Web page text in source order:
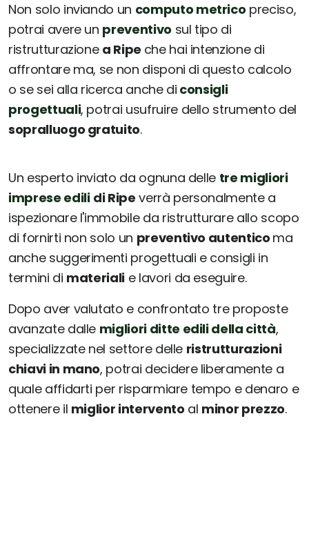
Non solo inviando un computo metrico preciso,
potrai avere un preventivo sul tipo di
ristrutturazione a Ripe che hai intenzione di
affrontare ma, se non disponi di questo calcolo
o se sei alla ricerca anche di consigli
progettuali, potrai usufruire dello strumento del
sopralluogo gratuito.
Un esperto inviato da ognuna delle tre migliori
imprese edili di Ripe verrà personalmente a
ispezionare l'immobile da ristrutturare allo scopo
di fornirti non solo un preventivo autentico ma
anche suggerimenti progettuali e consigli in
termini di materiali e lavori da eseguire.
Dopo aver valutato e confrontato tre proposte
avanzate dalle migliori ditte edili della città,
specializzate nel settore delle ristrutturazioni
chiavi in mano, potrai decidere liberamente a
quale affidarti per risparmiare tempo e denaro e
ottenere il miglior intervento al minor prezzo.